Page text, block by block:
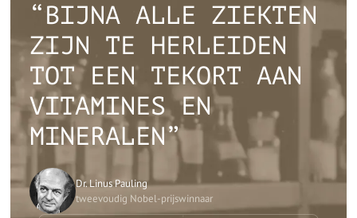
“BIJNA ALLE ZIEKTEN
ZIJN TE HERLEIDEN
TOT EEN TEKORT AAN
VITAMINES EN
MINERALEN”
Dr. Linus Pauling
tweevoudig Nobel-prijswinnaar